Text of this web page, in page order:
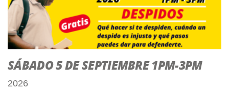
SÁBADO 5 DE SEPTIEMBRE 1PM-3PM
2026